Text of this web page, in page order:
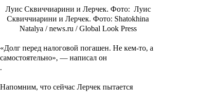
Луис Сквиччиарини и Лерчек. Фото: Луис
Сквиччиарини и Лерчек. Фото: Shatokhina
Natalya / news.ru / Global Look Press
«Долг перед налоговой погашен. Не кем-то, а
самостоятельно», — написал он
.
Напомним, что сейчас Лерчек пытается